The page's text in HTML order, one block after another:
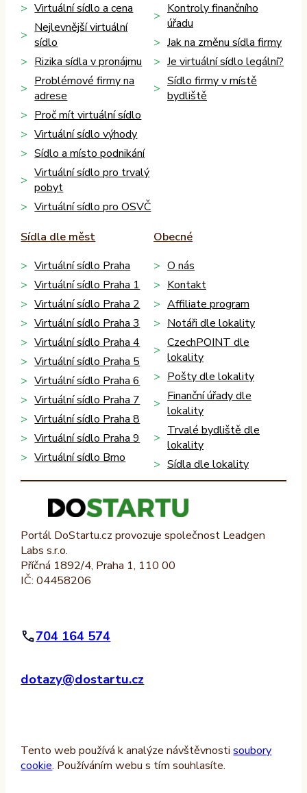
Virtuální sídlo a cena
Nejlevnější virtuální
sídlo
Rizika sídla v pronájmu
Problémové firmy na
adrese
Proč mít virtuální sídlo
Virtuální sídlo výhody
Sídlo a místo podnikání
Virtuální sídlo pro trvalý
pobyt
Virtuální sídlo pro OSVČ
Kontroly finančního
úřadu
Jak na změnu sídla firmy
Je virtuální sídlo legální?
Sídlo firmy v místě
bydliště
Sídla dle měst
Virtuální sídlo Praha
Virtuální sídlo Praha 1
Virtuální sídlo Praha 2
Virtuální sídlo Praha 3
Virtuální sídlo Praha 4
Virtuální sídlo Praha 5
Virtuální sídlo Praha 6
Virtuální sídlo Praha 7
Virtuální sídlo Praha 8
Virtuální sídlo Praha 9
Virtuální sídlo Brno
Obecné
O nás
Kontakt
Affiliate program
Notáři dle lokality
CzechPOINT dle
lokality
Pošty dle lokality
Finanční úřady dle
lokality
Trvalé bydliště dle
lokality
Sídla dle lokality
Portál DoStartu.cz provozuje společnost Leadgen
Labs s.r.o.
Příčná 1892/4, Praha 1, 110 00
IČ: 04458206
704 164 574
dotazy@dostartu.cz
Tento web používá k analýze návštěvnostisoubory
cookie. Používáním webu s tím souhlasíte.